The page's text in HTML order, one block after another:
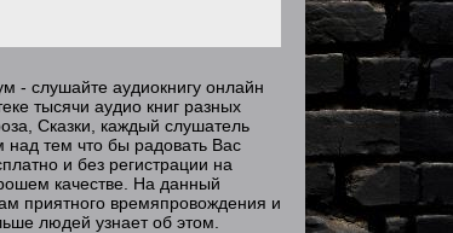
- слушайте аудиокнигу онлайн
тысячи аудио книг разных
Сказки, каждый слушатель
тем что бы радовать Вас
и без регистрации на
качестве. На данный
приятного времяпровождения и
людей узнает об этом.